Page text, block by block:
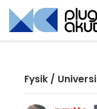
Fysik /
Sök